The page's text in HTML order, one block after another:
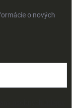
o nových